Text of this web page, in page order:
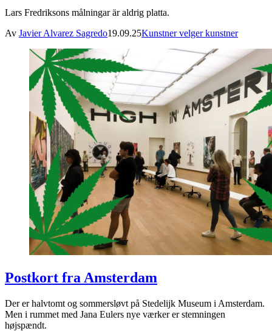
Lars Fredriksons målningar är aldrig platta.
Av Javier Alvarez Sagredo19.09.25Kunstner velger kunstner
Postkort fra Amsterdam
Der er halvtomt og sommersløvt på Stedelijk Museum i Amsterdam.
Men i rummet med Jana Eulers nye værker er stemningen
højspændt.